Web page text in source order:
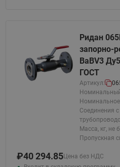
Ридан
запорно-
BaBV3
ГОСТ
Артикул:
Соединения с
Масса, кг, не
Пропускная
₽40 294.85Цена без НДС